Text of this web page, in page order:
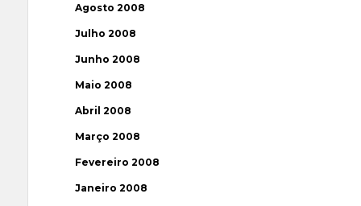
Agosto 2008
Julho 2008
Junho 2008
Maio 2008
Abril 2008
Março 2008
Fevereiro 2008
Janeiro 2008